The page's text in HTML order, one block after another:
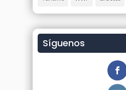
Síguenos